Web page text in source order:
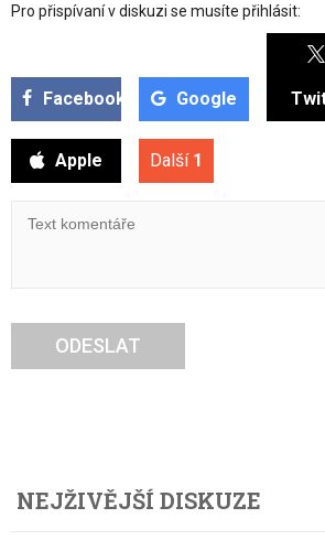
Pro přispívaní v diskuzi se musíte přihlásit:
Facebook Google
Apple Další 1
ODESLAT
NEJŽIVĚJŠÍ DISKUZE